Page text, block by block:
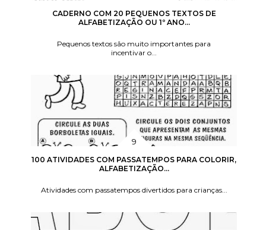
CADERNO COM 20 PEQUENOS TEXTOS DE
ALFABETIZAÇÃO OU 1º ANO...
Pequenos textos são muito importantes para
incentivar o...
100 ATIVIDADES COM PASSATEMPOS PARA COLORIR,
ALFABETIZAÇÃO...
Atividades com passatempos divertidos para crianças...